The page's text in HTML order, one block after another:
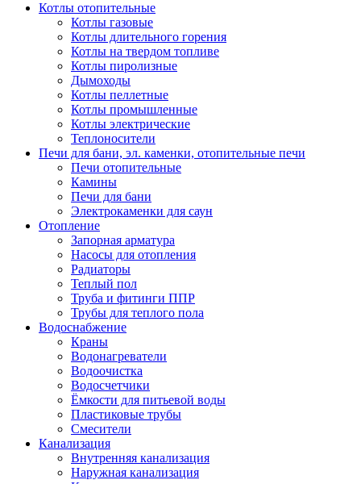
Котлы отопительные
Котлы газовые
Котлы длительного горения
Котлы на твердом топливе
Котлы пиролизные
Дымоходы
Котлы пеллетные
Котлы промышленные
Котлы электрические
Теплоносители
Печи для бани, эл. каменки, отопительные печи
Печи отопительные
Камины
Печи для бани
Электрокаменки для саун
Отопление
Запорная арматура
Насосы для отопления
Радиаторы
Теплый пол
Труба и фитинги ППР
Трубы для теплого пола
Водоснабжение
Краны
Водонагреватели
Водоочистка
Водосчетчики
Ёмкости для питьевой воды
Пластиковые трубы
Смесители
Канализация
Внутренняя канализация
Наружная канализация